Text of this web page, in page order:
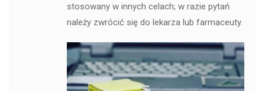
stosowany w innych celach; w razie pytań
należy zwrócić się do lekarza lub farmaceuty.